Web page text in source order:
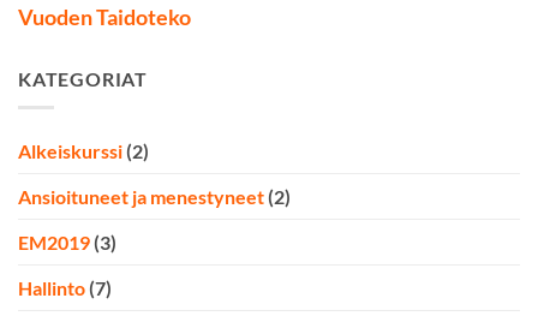
Vuoden Taidoteko
KATEGORIAT
Alkeiskurssi (2)
Ansioituneet ja menestyneet (2)
EM2019 (3)
Hallinto (7)